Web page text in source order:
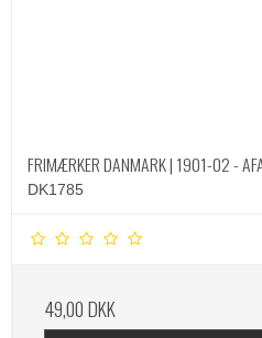
FRIMÆRKER DANMARK | 1901-02 -
DK1785
49,00 DKK